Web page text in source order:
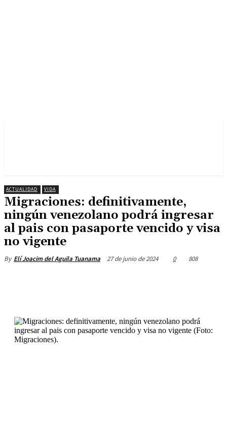
ACTUALIDAD VIDA
Migraciones: definitivamente,
ningún venezolano podrá ingresar
al pais con pasaporte vencido y visa
no vigente
By Elí Joacim del Aguila Tuanama 27 de junio de 2024 0 808